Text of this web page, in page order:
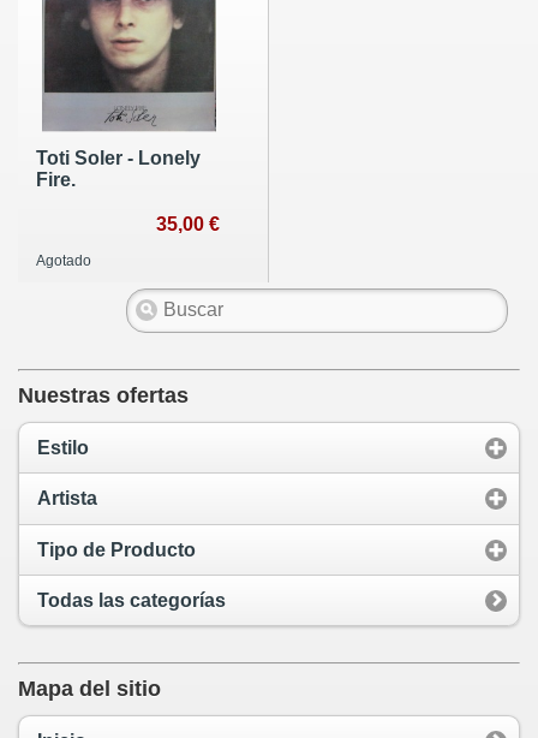
Toti Soler - Lonely
Fire.
35,00 €
Agotado
Nuestras ofertas
Estilo
Artista
Tipo de Producto
Todas las categorías
Mapa del sitio